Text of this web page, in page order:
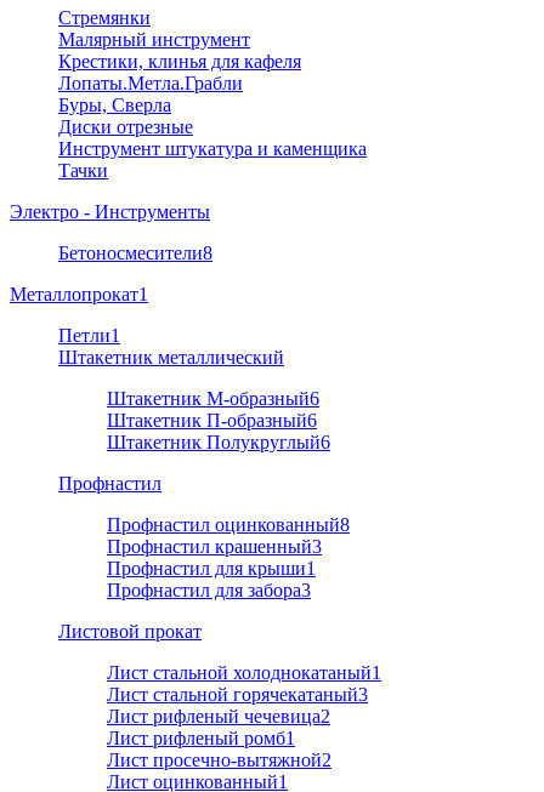
Стремянки
Малярный инструмент
Крестики, клинья для кафеля
Лопаты.Метла.Грабли
Буры, Сверла
Диски отрезные
Инструмент штукатура и каменщика
Тачки
Электро - Инструменты
Бетоносмесители8
Металлопрокат1
Петли1
Штакетник металлический
Штакетник М-образный6
Штакетник П-образный6
Штакетник Полукруглый6
Профнастил
Профнастил оцинкованный8
Профнастил крашенный3
Профнастил для крыши1
Профнастил для забора3
Листовой прокат
Лист стальной холоднокатаный1
Лист стальной горячекатаный3
Лист рифленый чечевица2
Лист рифленый ромб1
Лист просечно-вытяжной2
Лист оцинкованный1